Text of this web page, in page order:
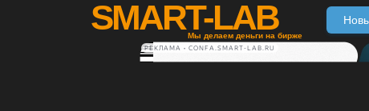
SMART-LAB
Мы делаем деньги на бирже
РЕКЛАМА • CONFA.SMART-LAB.RU